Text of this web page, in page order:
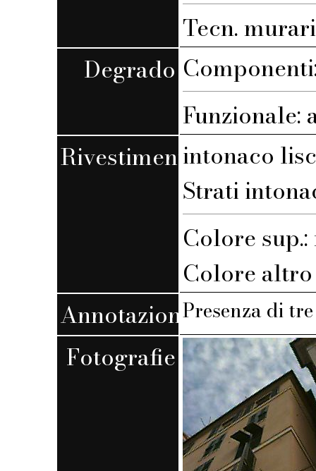
Tecn.
Degrado
Funzionale:
Rivestimentointonaco
Strati
Colore
Colore altro
AnnotazioniPresenza di
Fotografie